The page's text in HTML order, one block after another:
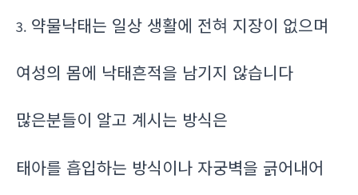
3. 약물낙태는 일상 생활에 전혀 지장이 없으며
여성의 몸에 낙태흔적을 남기지 않습니다
많은분들이 알고 계시는 방식은
태아를 흡입하는 방식이나 자궁벽을 긁어내어